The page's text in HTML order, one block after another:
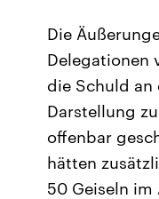
Die
Delegationen
die Schuld an
Darstellung
offenbar
hätten
50 Geiseln im